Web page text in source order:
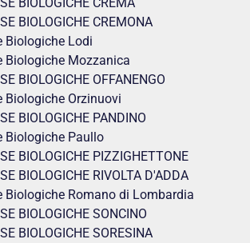
BIOLOGICHE CREMONA
Biologiche Lodi
Biologiche Mozzanica
BIOLOGICHE OFFANENGO
Biologiche Orzinuovi
BIOLOGICHE PANDINO
Biologiche Paullo
BIOLOGICHE PIZZIGHETTONE
BIOLOGICHE RIVOLTA D'ADDA
Biologiche Romano di Lombardia
BIOLOGICHE SONCINO
BIOLOGICHE SORESINA